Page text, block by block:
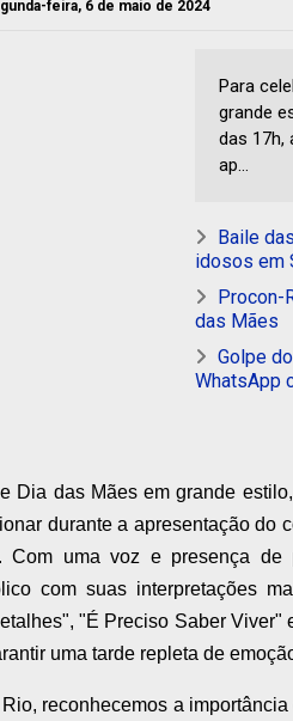
feira, 6 de maio de 2024
Para
grande
das 17h,
ap...
Baile
idosos em
Procon-
das Mães
Golpe
WhatsApp
Dia das Mães em grande
durante a apresentação do
Com uma voz e presença de
com suas interpretações
"É Preciso Saber Viver"
uma tarde repleta de
reconhecemos a